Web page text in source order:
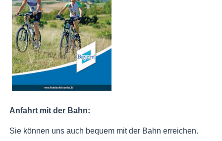
Anfahrt mit der Bahn:
Sie können uns auch bequem mit der Bahn erreichen.